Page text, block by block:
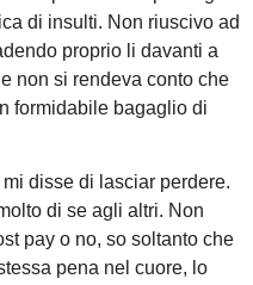
di insulti. Non riuscivo ad
proprio li davanti a
non si rendeva conto che
formidabile bagaglio di
disse di lasciar perdere.
di se agli altri. Non
pay o no, so soltanto che
pena nel cuore, lo